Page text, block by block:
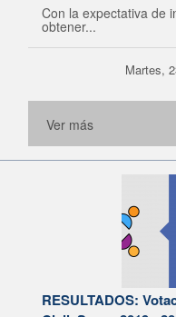
Con la expectativa de
obtener...
Martes,
Ver más
RESULTADOS: